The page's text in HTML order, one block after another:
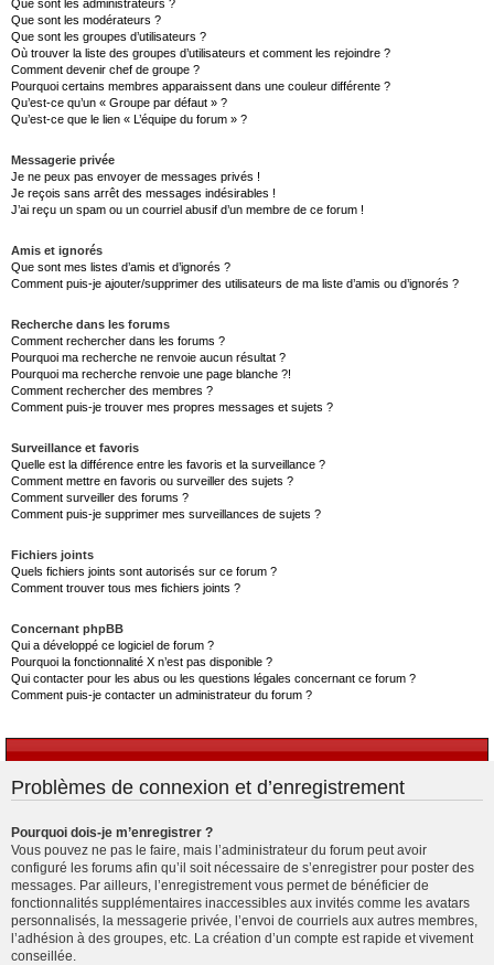
Que sont les administrateurs ?
Que sont les modérateurs ?
Que sont les groupes d’utilisateurs ?
Où trouver la liste des groupes d’utilisateurs et comment les rejoindre ?
Comment devenir chef de groupe ?
Pourquoi certains membres apparaissent dans une couleur différente ?
Qu’est-ce qu’un « Groupe par défaut » ?
Qu’est-ce que le lien « L’équipe du forum » ?
Messagerie privée
Je ne peux pas envoyer de messages privés !
Je reçois sans arrêt des messages indésirables !
J’ai reçu un spam ou un courriel abusif d’un membre de ce forum !
Amis et ignorés
Que sont mes listes d’amis et d’ignorés ?
Comment puis-je ajouter/supprimer des utilisateurs de ma liste d’amis ou d’ignorés ?
Recherche dans les forums
Comment rechercher dans les forums ?
Pourquoi ma recherche ne renvoie aucun résultat ?
Pourquoi ma recherche renvoie une page blanche ?!
Comment rechercher des membres ?
Comment puis-je trouver mes propres messages et sujets ?
Surveillance et favoris
Quelle est la différence entre les favoris et la surveillance ?
Comment mettre en favoris ou surveiller des sujets ?
Comment surveiller des forums ?
Comment puis-je supprimer mes surveillances de sujets ?
Fichiers joints
Quels fichiers joints sont autorisés sur ce forum ?
Comment trouver tous mes fichiers joints ?
Concernant phpBB
Qui a développé ce logiciel de forum ?
Pourquoi la fonctionnalité X n’est pas disponible ?
Qui contacter pour les abus ou les questions légales concernant ce forum ?
Comment puis-je contacter un administrateur du forum ?
Problèmes de connexion et d’enregistrement
Pourquoi dois-je m’enregistrer ?
Vous pouvez ne pas le faire, mais l’administrateur du forum peut avoir
configuré les forums afin qu’il soit nécessaire de s’enregistrer pour poster des
messages. Par ailleurs, l’enregistrement vous permet de bénéficier de
fonctionnalités supplémentaires inaccessibles aux invités comme les avatars
personnalisés, la messagerie privée, l’envoi de courriels aux autres membres,
l’adhésion à des groupes, etc. La création d’un compte est rapide et vivement
conseillée.